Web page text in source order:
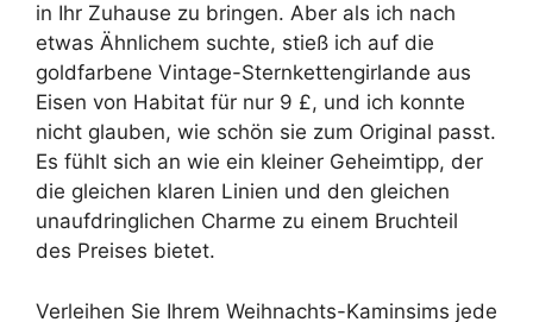
in Ihr Zuhause zu bringen. Aber als ich nach
etwas Ähnlichem suchte, stieß ich auf die
goldfarbene Vintage-Sternkettengirlande aus
Eisen von Habitat für nur 9 £, und ich konnte
nicht glauben, wie schön sie zum Original passt.
Es fühlt sich an wie ein kleiner Geheimtipp, der
die gleichen klaren Linien und den gleichen
unaufdringlichen Charme zu einem Bruchteil
des Preises bietet.
Verleihen Sie Ihrem Weihnachts-Kaminsims jede